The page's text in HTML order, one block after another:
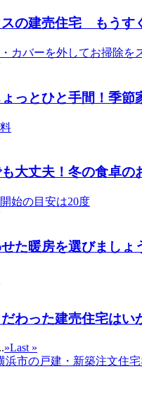
の建売住宅 もうす
っとひと手間！季節
大丈夫！冬の食卓の
た暖房を選びましょ
わった建売住宅は
»Last »